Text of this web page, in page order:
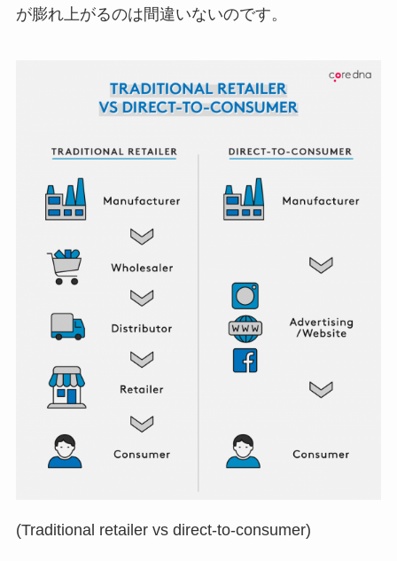
が膨れ上がるのは間違いないのです。
(Traditional retailer vs direct-to-consumer)